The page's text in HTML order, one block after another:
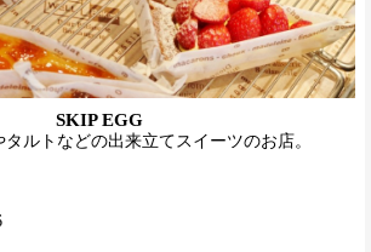
SKIP EGG
ルトなどの出来立てスイーツのお店。